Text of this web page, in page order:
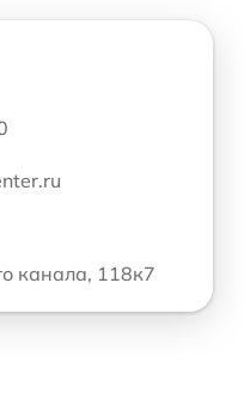
канала, 118к7